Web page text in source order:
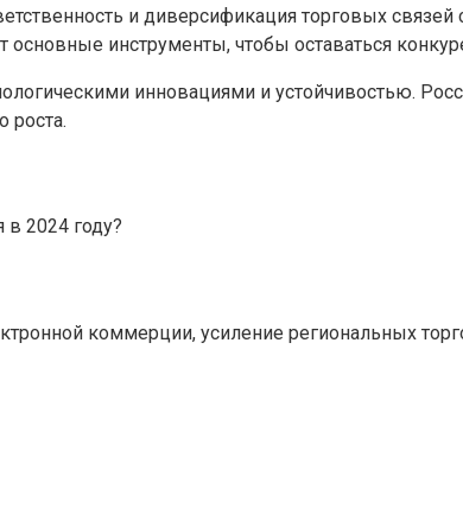
и диверсификация торговых
основные инструменты, чтобы оставаться
инновациями и устойчивостью.
роста.
2024 году?
коммерции, усиление региональных